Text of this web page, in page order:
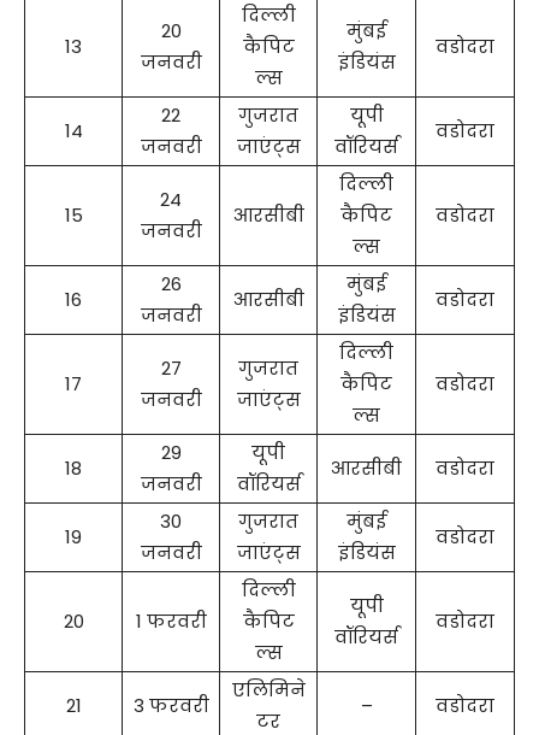
13
20
जनवरी
दिल्ली
कैपिट
ल्स
मुंबई
इंडियंस
वडोदरा
14
22
जनवरी
गुजरात
जाएंट्स
यूपी
वॉरियर्स
वडोदरा
15
24
जनवरी
आरसीबी
दिल्ली
कैपिट
ल्स
वडोदरा
16
26
जनवरी
आरसीबी
मुंबई
इंडियंस
वडोदरा
17
27
जनवरी
गुजरात
जाएंट्स
दिल्ली
कैपिट
ल्स
वडोदरा
18
29
जनवरी
यूपी
वॉरियर्स
आरसीबी वडोदरा
19
30
जनवरी
गुजरात
जाएंट्स
मुंबई
इंडियंस
वडोदरा
20 1 फरवरी
दिल्ली
कैपिट
ल्स
यूपी
वॉरियर्स
वडोदरा
21 3 फरवरी
एलिमिने
टर
– वडोदरा